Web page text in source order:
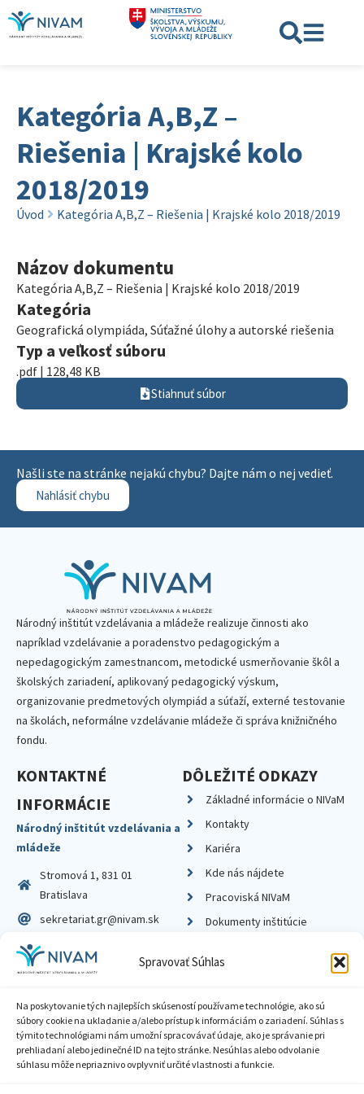
Spravovať Súhlas
Na poskytovanie tých najlepších skúseností používame technológie, ako sú
súbory cookie na ukladanie a/alebo prístup k informáciám o zariadení. Súhlas s
týmito technológiami nám umožní spracovávať údaje, ako je správanie pri
prehliadaní alebo jedinečné ID na tejto stránke. Nesúhlas alebo odvolanie
súhlasu môže nepriaznivo ovplyvniť určité vlastnosti a funkcie.
Kategória A,B,Z –
Riešenia | Krajské kolo
2018/2019
Úvod Kategória A,B,Z – Riešenia | Krajské kolo 2018/2019
Názov dokumentu
Kategória A,B,Z – Riešenia | Krajské kolo 2018/2019
Kategória
Geografická olympiáda, Súťažné úlohy a autorské riešenia
Typ a veľkosť súboru
.pdf | 128,48 KB
Stiahnuť súbor
Našli ste na stránke nejakú chybu? Dajte nám o nej vedieť.
Nahlásiť chybu
Národný inštitút vzdelávania a mládeže realizuje činnosti ako
napríklad vzdelávanie a poradenstvo pedagogickým a
nepedagogickým zamestnancom, metodické usmerňovanie škôl a
školských zariadení, aplikovaný pedagogický výskum,
organizovanie predmetových olympiád a súťaží, externé testovanie
na školách, neformálne vzdelávanie mládeže či správa knižničného
fondu.
KONTAKTNÉ
INFORMÁCIE
Národný inštitút vzdelávania a
mládeže
Stromová 1, 831 01
Bratislava
sekretariat.gr@nivam.sk
IČO: 00164348
DIČ: 2020798714
DÔLEŽITÉ ODKAZY
Základné informácie o NIVaM
Kontakty
Kariéra
Kde nás nájdete
Pracoviská NIVaM
Dokumenty inštitúcie
Zásady ochrany súkromia